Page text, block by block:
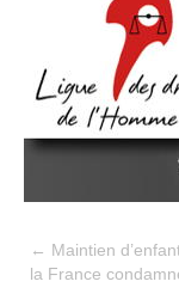
← Maintien
la France